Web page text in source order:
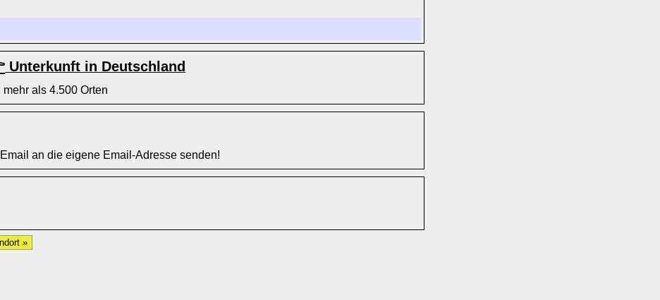
Unterkunft in Deutschland
als 4.500 Orten
an die eigene Email-Adresse senden!
»